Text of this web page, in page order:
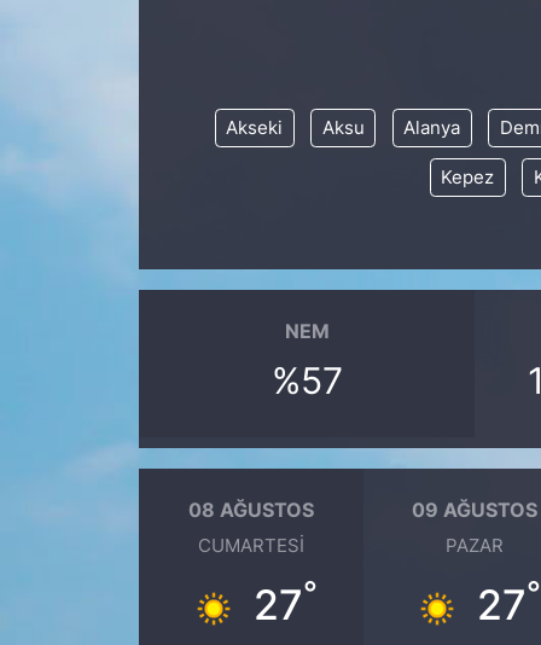
Akseki Aksu Alanya
Kepez
NEM
%57
08 AĞUSTOS
CUMARTESI
27°
09 AĞUSTOS
PAZAR
27°
KONGRE TAKVİMİ